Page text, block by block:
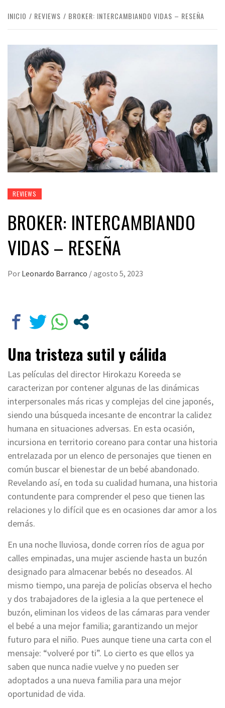
INICIO REVIEWS BROKER: INTERCAMBIANDO VIDAS – RESEÑA
REVIEWS
BROKER: INTERCAMBIANDO
VIDAS – RESEÑA
Por Leonardo Barranco /agosto 5, 2023
Una tristeza sutil y cálida
Las películas del director Hirokazu Koreeda se
caracterizan por contener algunas de las dinámicas
interpersonales más ricas y complejas del cine japonés,
siendo una búsqueda incesante de encontrar la calidez
humana en situaciones adversas. En esta ocasión,
incursiona en territorio coreano para contar una historia
entrelazada por un elenco de personajes que tienen en
común buscar el bienestar de un bebé abandonado.
Revelando así, en toda su cualidad humana, una historia
contundente para comprender el peso que tienen las
relaciones y lo difícil que es en ocasiones dar amor a los
demás.
En una noche lluviosa, donde corren ríos de agua por
calles empinadas, una mujer asciende hasta un buzón
designado para almacenar bebés no deseados. Al
mismo tiempo, una pareja de policías observa el hecho
y dos trabajadores de la iglesia a la que pertenece el
buzón, eliminan los videos de las cámaras para vender
el bebé a una mejor familia; garantizando un mejor
futuro para el niño. Pues aunque tiene una carta con el
mensaje: “volveré por ti”. Lo cierto es que ellos ya
saben que nunca nadie vuelve y no pueden ser
adoptados a una nueva familia para una mejor
oportunidad de vida.